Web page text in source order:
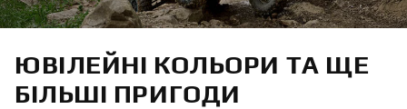
ЮВІЛЕЙНІ КОЛЬОРИ ТА ЩЕ
БІЛЬШІ ПРИГОДИ